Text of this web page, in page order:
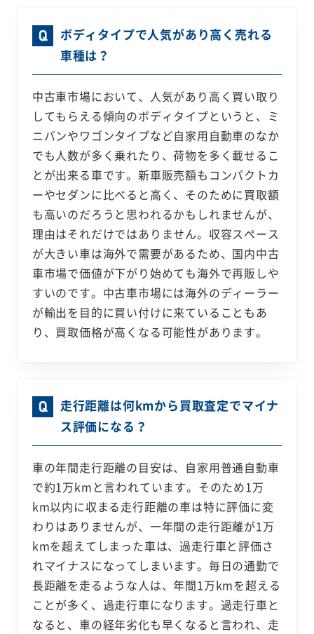
ボディタイプで人気があり高く売れる
車種は？
中古車市場において、人気があり高く買い取り
してもらえる傾向のボディタイプというと、ミ
ニバンやワゴンタイプなど自家用自動車のなか
でも人数が多く乗れたり、荷物を多く載せるこ
とが出来る車です。新車販売額もコンパクトカ
ーやセダンに比べると高く、そのために買取額
も高いのだろうと思われるかもしれませんが、
理由はそれだけではありません。収容スペース
が大きい車は海外で需要があるため、国内中古
車市場で価値が下がり始めても海外で再販しや
すいのです。中古車市場には海外のディーラー
が輸出を目的に買い付けに来ていることもあ
り、買取価格が高くなる可能性があります。
走行距離は何kmから買取査定でマイナ
ス評価になる？
車の年間走行距離の目安は、自家用普通自動車
で約1万kmと言われています。そのため1万
km以内に収まる走行距離の車は特に評価に変
わりはありませんが、一年間の走行距離が1万
kmを超えてしまった車は、過走行車と評価さ
れマイナスになってしまいます。毎日の通勤で
長距離を走るような人は、年間1万kmを超える
ことが多く、過走行車になります。過走行車と
なると、車の経年劣化も早くなると言われ、走